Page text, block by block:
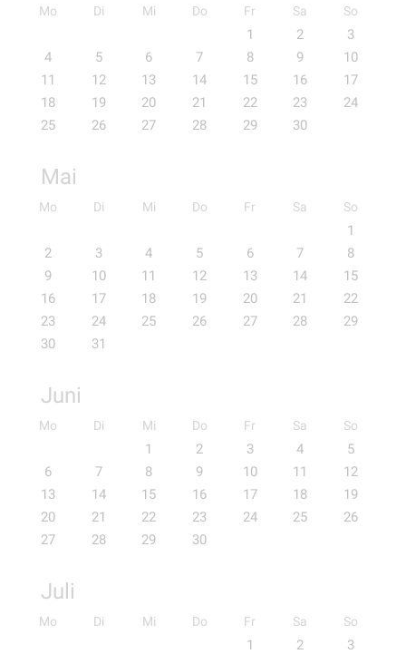
Mo Di Mi Do Fr Sa So
1 2
3
4
5 6 7 8 9
10
11
12 13 14 15 16
17
18
19 20 21 22 23
24
25
26 27 28 29 30
Mai
Mo Di Mi Do Fr Sa So
1
2
3 4 5 6 7
8
9
10 11 12 13 14
15
16
17 18 19 20 21
22
23
24 25 26 27 28
29
30
31
Juni
Mo Di Mi Do Fr Sa So
1 2 3 4
5
6
7 8 9 10 11
12
13
14 15 16 17 18
19
20
21 22 23 24 25
26
27
28 29 30
Juli
Mo Di Mi Do Fr Sa So
1 2
3